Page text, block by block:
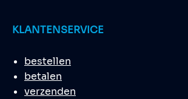
KLANTENSERVICE
bestellen
betalen
verzenden